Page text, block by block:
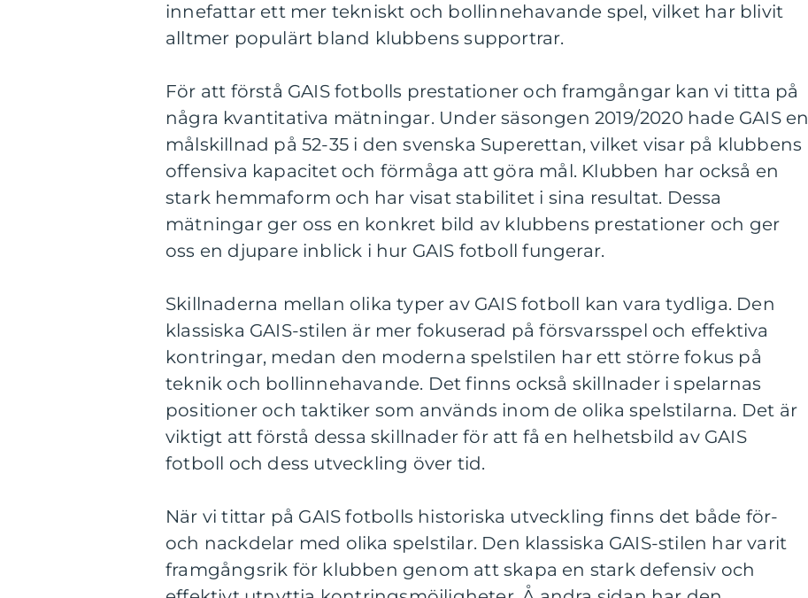
innefattar ett mer tekniskt och bollinnehavande spel, vilket har blivit
alltmer populärt bland klubbens supportrar.
För att förstå GAIS fotbolls prestationer och framgångar kan vi titta på
några kvantitativa mätningar. Under säsongen 2019/2020 hade GAIS en
målskillnad på 52-35 i den svenska Superettan, vilket visar på klubbens
offensiva kapacitet och förmåga att göra mål. Klubben har också en
stark hemmaform och har visat stabilitet i sina resultat. Dessa
mätningar ger oss en konkret bild av klubbens prestationer och ger
oss en djupare inblick i hur GAIS fotboll fungerar.
Skillnaderna mellan olika typer av GAIS fotboll kan vara tydliga. Den
klassiska GAIS-stilen är mer fokuserad på försvarsspel och effektiva
kontringar, medan den moderna spelstilen har ett större fokus på
teknik och bollinnehavande. Det finns också skillnader i spelarnas
positioner och taktiker som används inom de olika spelstilarna. Det är
viktigt att förstå dessa skillnader för att få en helhetsbild av GAIS
fotboll och dess utveckling över tid.
När vi tittar på GAIS fotbolls historiska utveckling finns det både för-
och nackdelar med olika spelstilar. Den klassiska GAIS-stilen har varit
framgångsrik för klubben genom att skapa en stark defensiv och